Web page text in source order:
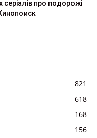
про подорожі
821
618
168
156